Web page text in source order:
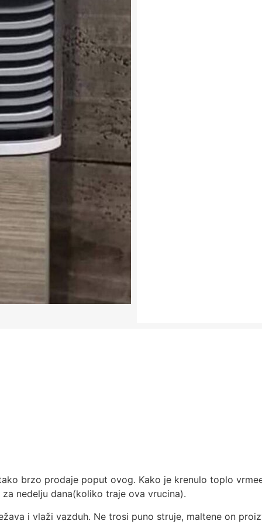
brzo prodaje poput ovog. Kako je krenulo toplo
nedelju dana(koliko traje ova vrucina).
i vlaži vazduh. Ne trosi puno struje, maltene on